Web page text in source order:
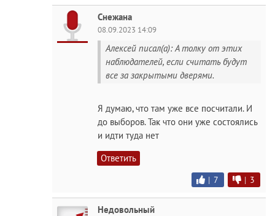
Снежана
08.09.2023 14:09
Алексей писал(а): А толку от этих
наблюдателей, если считать будут
все за закрытыми дверями.
Я думаю, что там уже все посчитали. И
до выборов. Так что они уже состоялись
и идти туда нет
Ответить
| 7 | 3
Недовольный